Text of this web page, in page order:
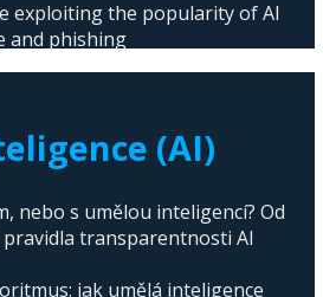
exploiting the popularity of AI
and phishing
(AI)
nebo s umělou inteligencí? Od
pravidla transparentnosti AI
jak umělá inteligence